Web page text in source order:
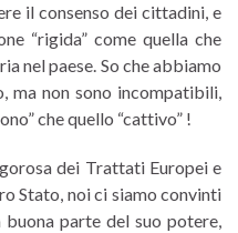
il consenso dei cittadini, e
“rigida” come quella che
nel paese. So che abbiamo
ma non sono incompatibili,
che quello “cattivo” !
dei Trattati Europei e
Stato, noi ci siamo convinti
parte del suo potere,